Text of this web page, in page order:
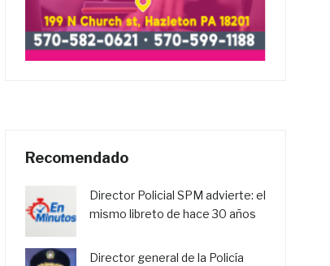
Recomendado
Director Policial SPM advierte: el
mismo libreto de hace 30 años
Director general de la Policía